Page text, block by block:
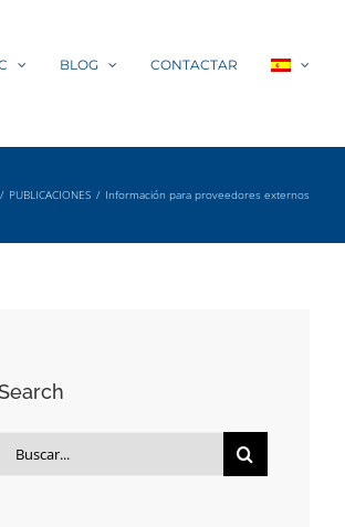
BLOG CONTACTAR
PUBLICACIONES Información para proveedores externos
Buscar: